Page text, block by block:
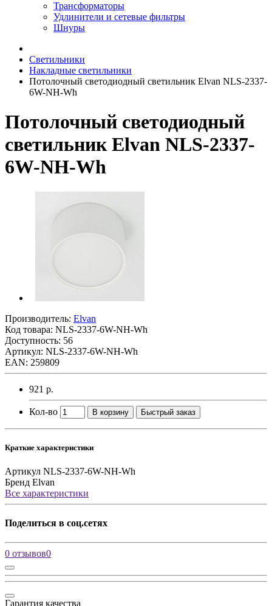
Трансформаторы
Удлинители и сетевые фильтры
Шнуры
Светильники
Накладные светильники
Потолочный светодиодный светильник Elvan NLS-2337-
6W-NH-Wh
Потолочный светодиодный
светильник Elvan NLS-2337-
6W-NH-Wh
Производитель: Elvan
Код товара: NLS-2337-6W-NH-Wh
Доступность: 56
Артикул: NLS-2337-6W-NH-Wh
EAN: 259809
921 р.
Кол-во В корзину Быстрый заказ
Краткие характеристики
Артикул NLS-2337-6W-NH-Wh
Бренд Elvan
Все характеристики
Поделиться в соц.сетях
0 отзывов0
Гарантия качества